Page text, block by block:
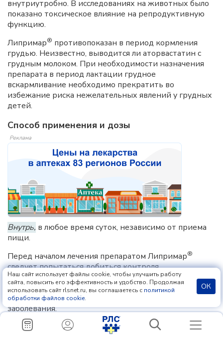
внутриутробно. В исследованиях на животных было
показано токсическое влияние на репродуктивную
функцию.
Липримар® противопоказан в период кормления
грудью. Неизвестно, выводится ли аторвастатин с
грудным молоком. При необходимости назначения
препарата в период лактации грудное
вскармливание необходимо прекратить во
избежание риска нежелательных явлений у грудных
детей.
Способ применения и дозы
Реклама
Внутрь, в любое время суток, независимо от приема
пищи.
Перед началом лечения препаратом Липримар®
следует попытаться добиться контроля
гиперхолестеринемии с помощью диеты, физических
упражнений и снижения массы тела у пациентов с
ожирением, а также терапией основного
заболевания.
При назначении препарата пациенту необходимо
Наш сайт использует файлы cookie, чтобы улучшить работу
сайта, повысить его эффективность и удобство. Продолжая
использовать сайт rlsnet.ru, вы соглашаетесь с политикой
обработки файлов cookie.
ОК